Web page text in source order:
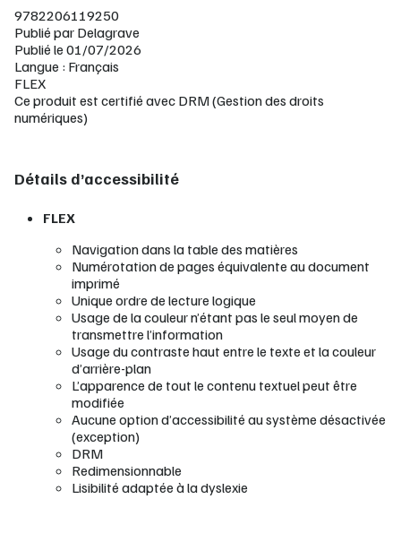
9782206119250
Publié par Delagrave
Publié le 01/07/2026
Langue : Français
FLEX
Ce produit est certifié avec DRM (Gestion des droits
numériques)
Détails d’accessibilité
FLEX
Navigation dans la table des matières
Numérotation de pages équivalente au document
imprimé
Unique ordre de lecture logique
Usage de la couleur n’étant pas le seul moyen de
transmettre l’information
Usage du contraste haut entre le texte et la couleur
d’arrière-plan
L’apparence de tout le contenu textuel peut être
modifiée
Aucune option d’accessibilité au système désactivée
(exception)
DRM
Redimensionnable
Lisibilité adaptée à la dyslexie